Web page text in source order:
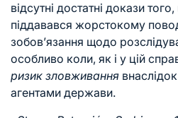
відсутні достатні докази
піддавався жорстокому
зобов’язання щодо
особливо коли, як і у цій
ризик зловживання
агентами держави.